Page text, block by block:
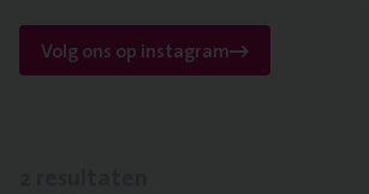
Volg ons op instagram